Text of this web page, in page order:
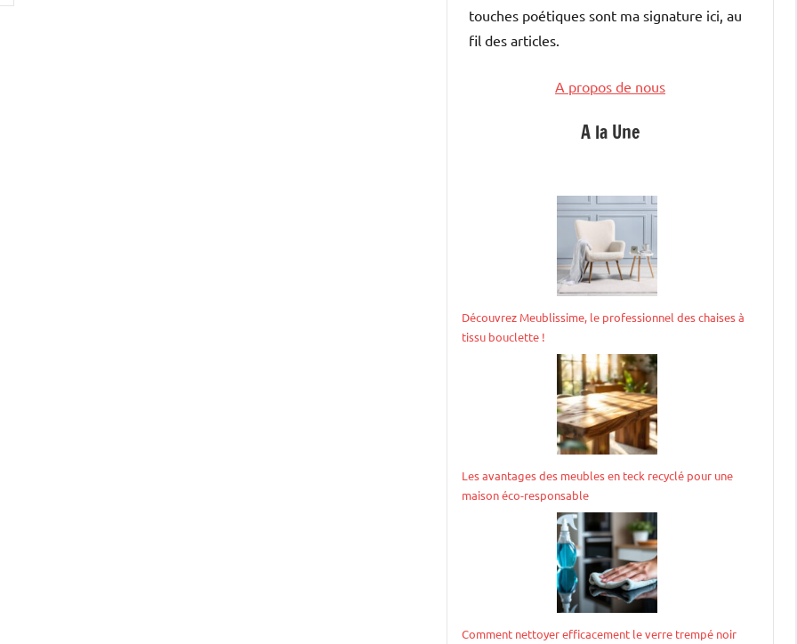
touches poétiques sont ma signature ici, au
fil des articles.
A propos de nous
A la Une
Découvrez Meublissime, le professionnel des chaises à
tissu bouclette !
Les avantages des meubles en teck recyclé pour une
maison éco-responsable
Comment nettoyer efficacement le verre trempé noir